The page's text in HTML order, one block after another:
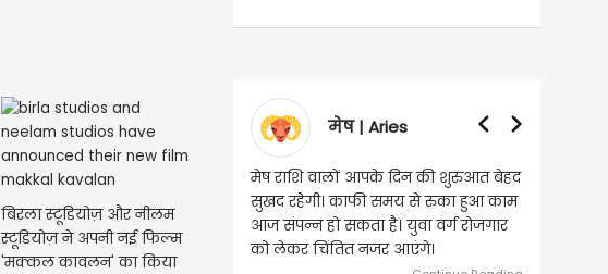
बिरला स्टूडियोज़ और नीलम
स्टूडियोज़ ने अपनी नई फिल्म
'मक्कल कावलन' का किया
मेष | Aries
मेष राशि वालों आपके दिन की शुरुआत बेहद
सुखद रहेगी। काफी समय से रुका हुआ काम
आज संपन्न हो सकता है। युवा वर्ग रोजगार
को लेकर चिंतित नजर आएंगे।
वृषभ | Taurus
वृष राशि वालों आज घर की सुख
संबंधी चीजों पर खर्च हो सकता है।
स्थिति बिगड़ सकती है। सोच
का निवेश करें।